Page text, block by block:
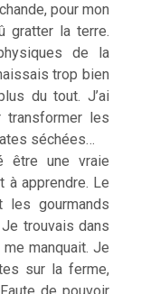
pour mon
gratter la terre.
de la
trop bien
du tout. J’ai
transformer les
séchées…
être une vraie
à apprendre. Le
gourmands
trouvais dans
me manquait. Je
sur la ferme,